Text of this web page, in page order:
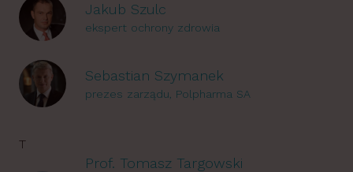
Jakub Szulc
ekspert ochrony zdrowia
Sebastian Szymanek
prezes zarządu, Polpharma SA
T
Prof. Tomasz Targowski